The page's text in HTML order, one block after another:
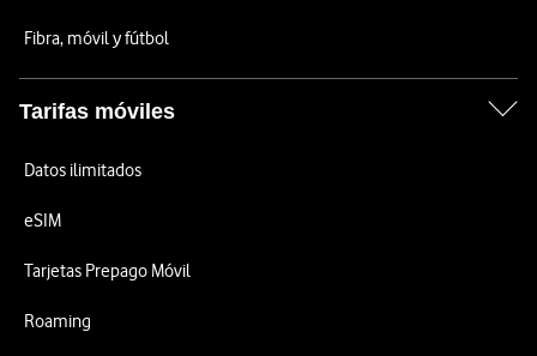
Fibra, móvil y fútbol
Tarifas móviles
Datos ilimitados
eSIM
Tarjetas Prepago Móvil
Roaming